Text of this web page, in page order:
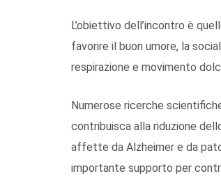
L’obiettivo dell’incontro è
favorire il buon umore, la
respirazione e movimento
Numerose ricerche
contribuisca alla riduzione
affette da Alzheimer e da
importante supporto per